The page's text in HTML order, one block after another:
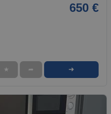
650 €
★ ➦ ➜